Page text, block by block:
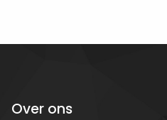
Over ons